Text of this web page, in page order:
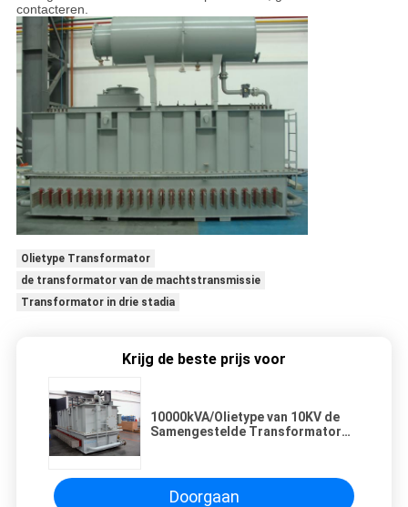
contacteren.
Olietype Transformator
de transformator van de machtstransmissie
Transformator in drie stadia
Krijg de beste prijs voor
10000kVA/Olietype van 10KV de
Samengestelde Transformator
Doorgaan